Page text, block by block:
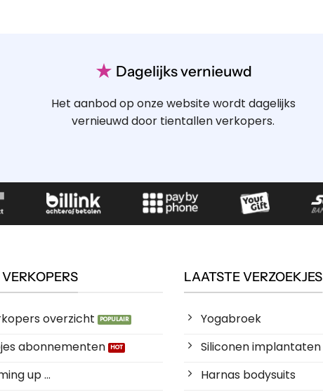
★ Dagelijks vernieuwd
Het aanbod op onze website wordt dagelijks
vernieuwd door tientallen verkopers.
overzicht
abonnementen
up ...
LAATSTE VERZOEKJES
Yogabroek
Siliconen implantaten
Harnas bodysuits